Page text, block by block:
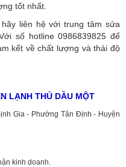
tốt nhất.
liên hệ với trung tâm sửa
số hotline 0986839825 để
kết về chất lượng và thái độ
LẠNH THỦ DẦU MỘT
Gia - Phường Tân Định - Huyện
kinh doanh.